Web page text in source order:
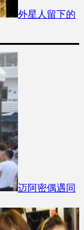
外星人留下的
迈阿密偶遇同